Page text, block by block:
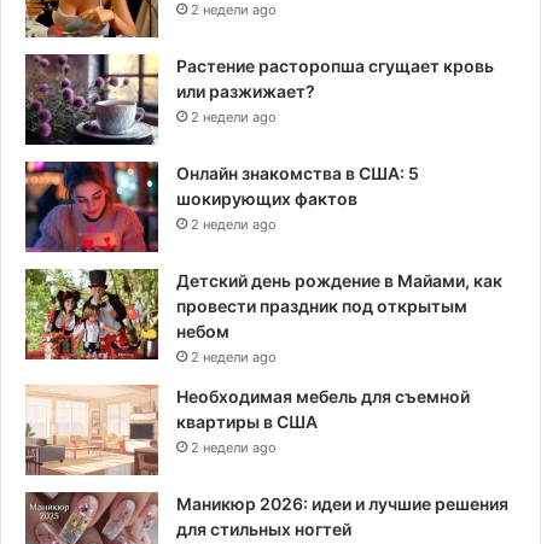
2 недели ago
Растение расторопша сгущает кровь
или разжижает?
2 недели ago
Онлайн знакомства в США: 5
шокирующих фактов
2 недели ago
Детский день рождение в Майами, как
провести праздник под открытым
небом
2 недели ago
Необходимая мебель для съемной
квартиры в США
2 недели ago
Маникюр 2026: идеи и лучшие решения
для стильных ногтей